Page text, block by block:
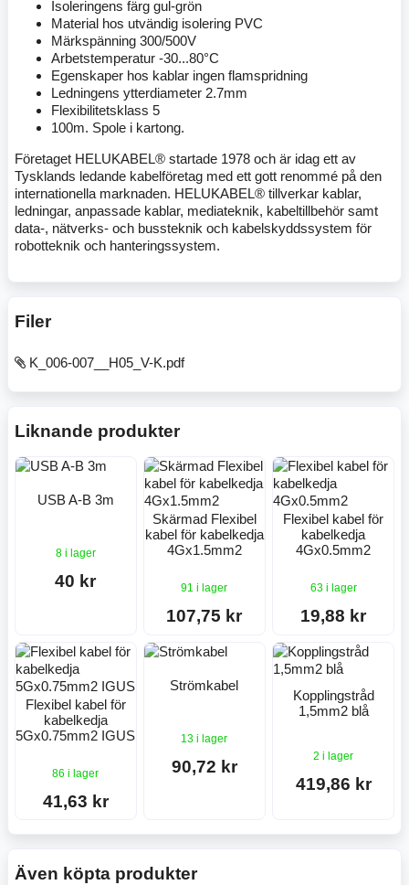
Isoleringens färg gul-grön
Material hos utvändig isolering PVC
Märkspänning 300/500V
Arbetstemperatur -30...80°C
Egenskaper hos kablar ingen flamspridning
Ledningens ytterdiameter 2.7mm
Flexibilitetsklass 5
100m. Spole i kartong.
Företaget HELUKABEL® startade 1978 och är idag ett av
Tysklands ledande kabelföretag med ett gott renommé på den
internationella marknaden. HELUKABEL® tillverkar kablar,
ledningar, anpassade kablar, mediateknik, kabeltillbehör samt
data-, nätverks- och bussteknik och kabelskyddssystem för
robotteknik och hanteringssystem.
Filer
K_006-007__H05_V-K.pdf
Liknande produkter
USB A-B 3m
8 i lager
40 kr
Skärmad Flexibel
kabel för kabelkedja
4Gx1.5mm2
91 i lager
107,75 kr
Flexibel kabel för
kabelkedja
4Gx0.5mm2
63 i lager
19,88 kr
Flexibel kabel för
kabelkedja
5Gx0.75mm2 IGUS
86 i lager
41,63 kr
Strömkabel
13 i lager
90,72 kr
Kopplingstråd
1,5mm2 blå
2 i lager
419,86 kr
Även köpta produkter